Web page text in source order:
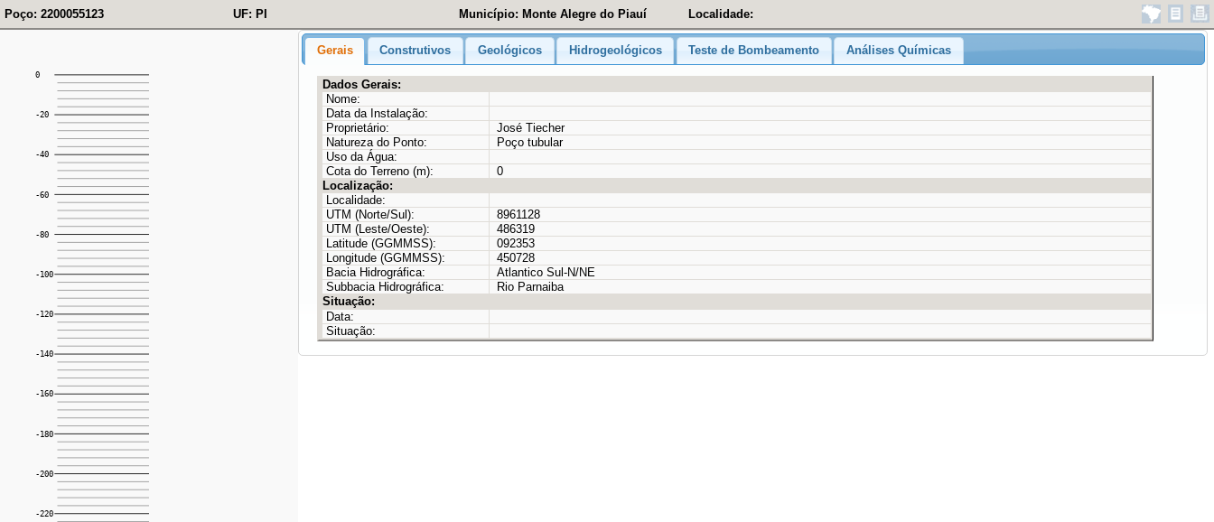
Poço: 2200055123 UF: PI Município: Monte Alegre do Piauí Localidade:
Gerais Construtivos Geológicos Hidrogeológicos Teste de Bombeamento Análises Químicas
Dados Gerais:
Nome:
Data da Instalação:
Proprietário:
José Tiecher
Natureza do Ponto:
Poço tubular
Uso da Água:
Cota do Terreno (m):
0
Localização:
Localidade:
UTM (Norte/Sul):
8961128
UTM (Leste/Oeste):
486319
Latitude (GGMMSS):
092353
Longitude (GGMMSS):
450728
Bacia Hidrográfica:
Atlantico Sul-N/NE
Subbacia Hidrográfica:
Rio Parnaiba
Situação:
Data:
Situação: